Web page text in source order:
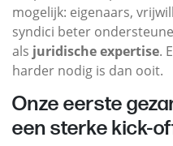
mogelijk: eigenaars,
syndici beter
als juridische expertise.
harder nodig is dan ooit.
Onze eerste
een sterke kick-